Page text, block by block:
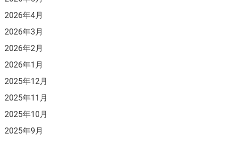
2026年4月
2026年3月
2026年2月
2026年1月
2025年12月
2025年11月
2025年10月
2025年9月